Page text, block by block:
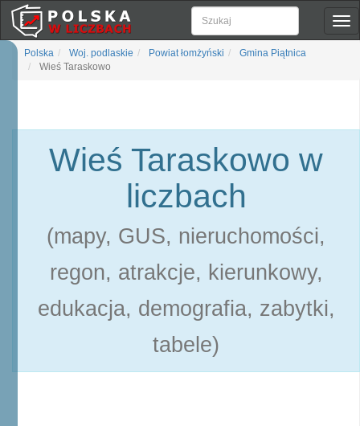
Polska Woj. podlaskie Powiat łomżyński
Gmina Piątnica
Wieś Taraskowo
Wieś Taraskowo w
liczbach
(mapy, GUS, nieruchomości,
regon, atrakcje, kierunkowy,
edukacja, demografia, zabytki,
tabele)